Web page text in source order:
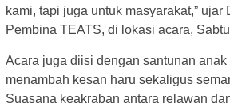
kami, tapi juga untuk masyarakat,” ujar
Pembina TEATS, di lokasi acara,
Acara juga diisi dengan santunan anak
menambah kesan haru sekaligus
Suasana keakraban antara relawan